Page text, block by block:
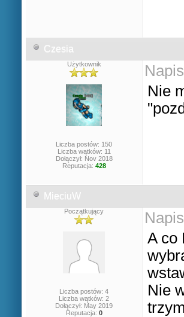
Czesia
Użytkownik
Liczba postów: 150
Liczba wątków: 11
Dołączył: Nov 2018
Reputacja: 428
Nie
MieciuW
Początkujący
Liczba postów: 4
Liczba wątków: 2
Dołączył: May 2019
Reputacja: 0
A co
Nie